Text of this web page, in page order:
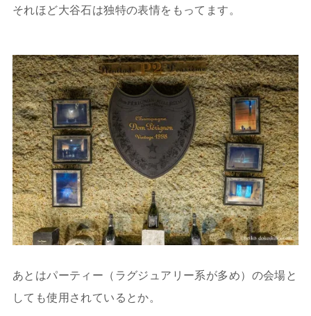
それほど大谷石は独特の表情をもってます。
あとはパーティー（ラグジュアリー系が多め）の会場と
しても使用されているとか。